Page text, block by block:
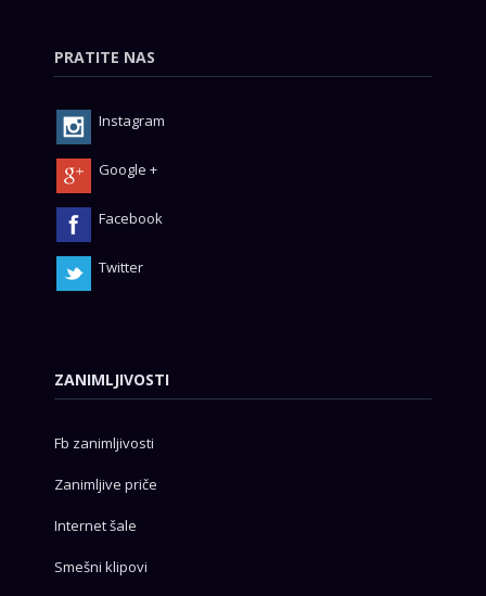
PRATITE NAS
Instagram
Google +
Facebook
Twitter
ZANIMLJIVOSTI
Fb zanimljivosti
Zanimljive priče
Internet šale
Smešni klipovi